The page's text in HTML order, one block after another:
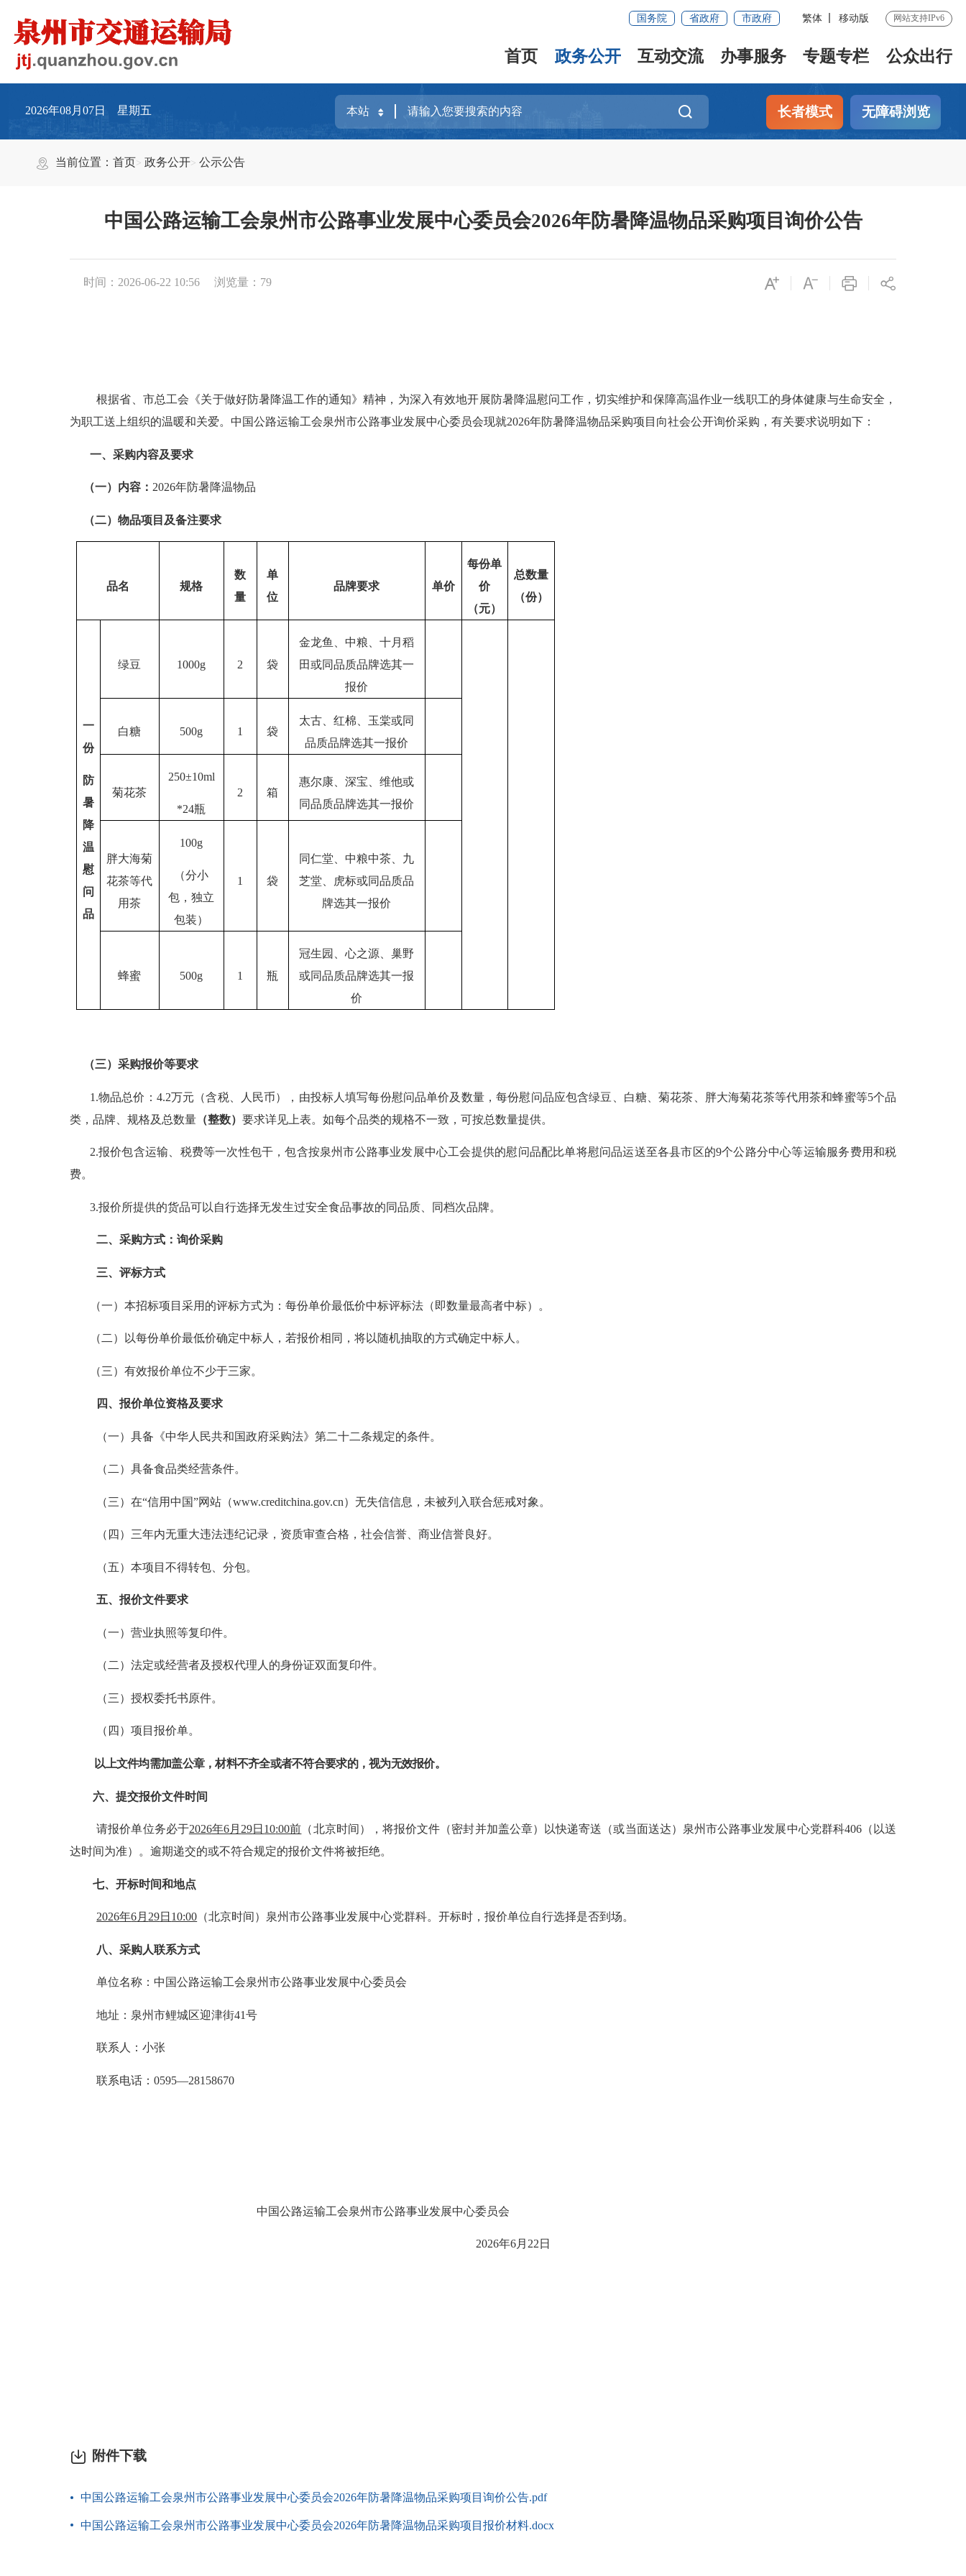
国务院 省政府 市政府 繁体 移动版 网站支持IPv6
首页 政务公开 互动交流 办事服务 专题专栏 公众出行
2026年08月07日 星期五 长者模式 无障碍浏览
当前位置：首页 政务公开 公示公告
中国公路运输工会泉州市公路事业发展中心委员会2026年防暑降温物品采购项目询价公告
时间：2026-06-22 10:56 浏览量： 79
根据省、 市总工会《关于做好防暑降温工作的通知》精神， 为深入有效地开展防暑降温慰问工作，切实维护和保障高温作业一线职工的身体健康与生命安全 ，
为职工送上组织的温暖和关爱。 中国公路运输工会泉州市公路事业发展中心委员会现就2026年防暑降温物品采购项目 向社会公开询价采购 ，有关要求说明如下：
一、 采购内容及要求
（一） 内容： 2026年防暑降温物品
（二） 物品项目及备注要求
品名 规格
数
量
单
位
品牌要求 单价
每份单
价
（元）
总数量
（份）
一
份
防
暑
降
温
慰
问
品
绿豆 1000g 2 袋
金龙鱼、中粮、十月稻
田或同品质品牌选其一
报价
白糖 500g 1 袋
太古、红棉、玉棠或同
品质品牌选其一报价
菊花茶
250±10ml
*24瓶
2 箱
惠尔康、深宝、维他或
同品质品牌选其一报价
胖大海菊
花茶等代
用茶
100g
（分小
包，独立
包装）
1 袋
同仁堂、中粮中茶、九
芝堂、虎标或同品质品
牌选其一报价
蜂蜜 500g 1 瓶
冠生园、心之源、巢野
或同品质品牌选其一报
价
（三）采购报价等要求
1.物品总价： 4.2万元（含税、人民币），由投标人填写每份慰问品单价及数量，每份慰问品应包含绿豆、白糖、菊花茶、胖大海菊花茶等代用茶和蜂蜜等5个品
类，品牌、规格及总数量（整数） 要求详见上表。如每个品类的规格不一致，可按总数量提供。
2.报价包含运输、税费等一次性包干，包含按泉州市公路事业发展中心工会提供的慰问品配比单将慰问品运送至各县市区的9个公路分中心等运输服务费用和税
费。
3.报价所提供的货品可以自行选择无发生过安全食品事故的同品质、同档次品牌。
二、采购方式：询价采购
三、评标方式
（一）本招标项目采用的评标方式为 ：每份单价最低价中标评标法（ 即数量最高者中标） 。
（ 二 ）以每份单价最低价确定中标人 ，若报价相同 ，将以随机抽取的方式确定中标人。
（三）有效报价单位不少于三家。
四、报价单位资格及要求
（一）具备《中华人民共和国政府采购法》第二十二条规定的条件。
（二）具备食品类经营条件。
（三）在“信用中国”网站（www.creditchina.gov.cn）无失信信息，未被列入联合惩戒对象。
（四） 三年内无重大违法违纪记录，资质审查合格，社会信誉、商业信誉良好。
（五）本项目不得转包、分包。
五、报价文件要求
（一）营业执照等复印件。
（二）法定或经营者及授权代理人的身份证双面复印件。
（三）授权委托书原件。
（四）项目报价单。
以上文件均需加盖公章，材料不齐全或者不符合要求的，视为无效报价。
六、提交报价文件时间
请报价单位务必于2026年6月 29日 10:00前 （北京时间），将报价文件（密封并加盖公章）以快递寄送（或当面送达）泉州市公路事业发展中心党群科406（以送
达时间为准）。逾期递交的或不符合规定的报价文件将被拒绝。
七、开标时间和地点
2026年6月 29日 10:00 （北京时间）泉州市公路事业发展中心党群科。开标时，报价单位自行选择是否到场。
八、采购人联系方式
单位名称： 中国公路运输工会泉州市公路事业发展中心委员会
地址：泉州市鲤城区迎津街41号
联系人：小张
联系电话：0595—28158670
中国公路运输工会泉州市公路事业发展中心委员会
2026年6月 22日
附件下载
中国公路运输工会泉州市公路事业发展中心委员会2026年防暑降温物品采购项目询价公告.pdf
中国公路运输工会泉州市公路事业发展中心委员会2026年防暑降温物品采购项目报价材料.docx